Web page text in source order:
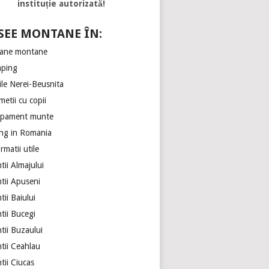
instituție autorizată!
MONTANE ÎN:
montane
Nerei-Beusnita
cu copii
munte
in Romania
utile
Almajului
Apuseni
Baiului
Bucegi
Buzaului
Ceahlau
Ciucas